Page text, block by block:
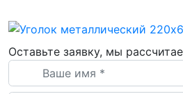
Оставьте заявку, мы